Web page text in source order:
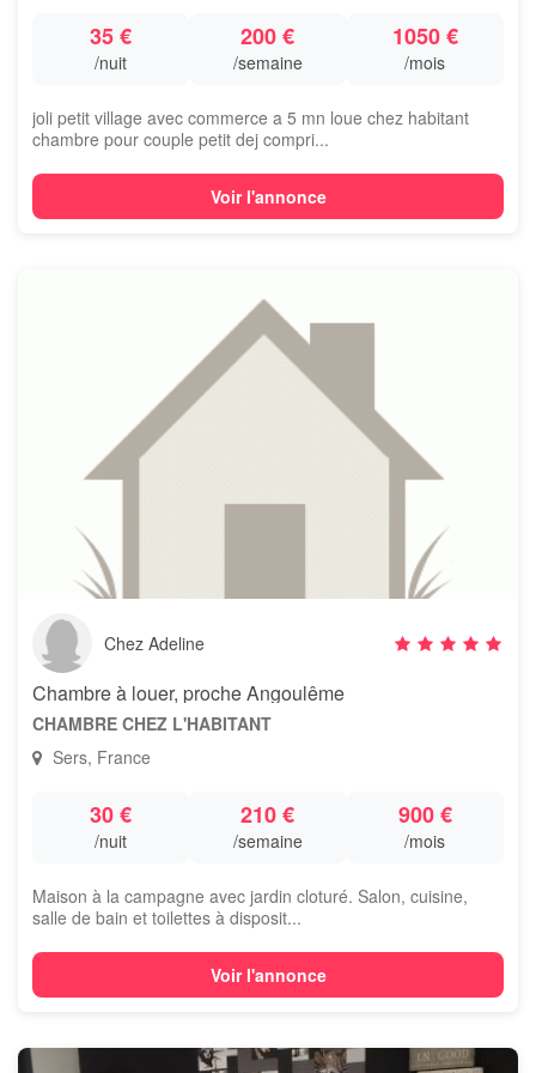
35 €
/nuit
200 €
/semaine
1050 €
/mois
joli petit village avec commerce a 5 mn loue chez habitant
chambre pour couple petit dej compri...
Voir l'annonce
Chez Adeline
Chambre à louer, proche Angoulême
CHAMBRE CHEZ L'HABITANT
Sers, France
30 €
/nuit
210 €
/semaine
900 €
/mois
Maison à la campagne avec jardin cloturé. Salon, cuisine,
salle de bain et toilettes à disposit...
Voir l'annonce